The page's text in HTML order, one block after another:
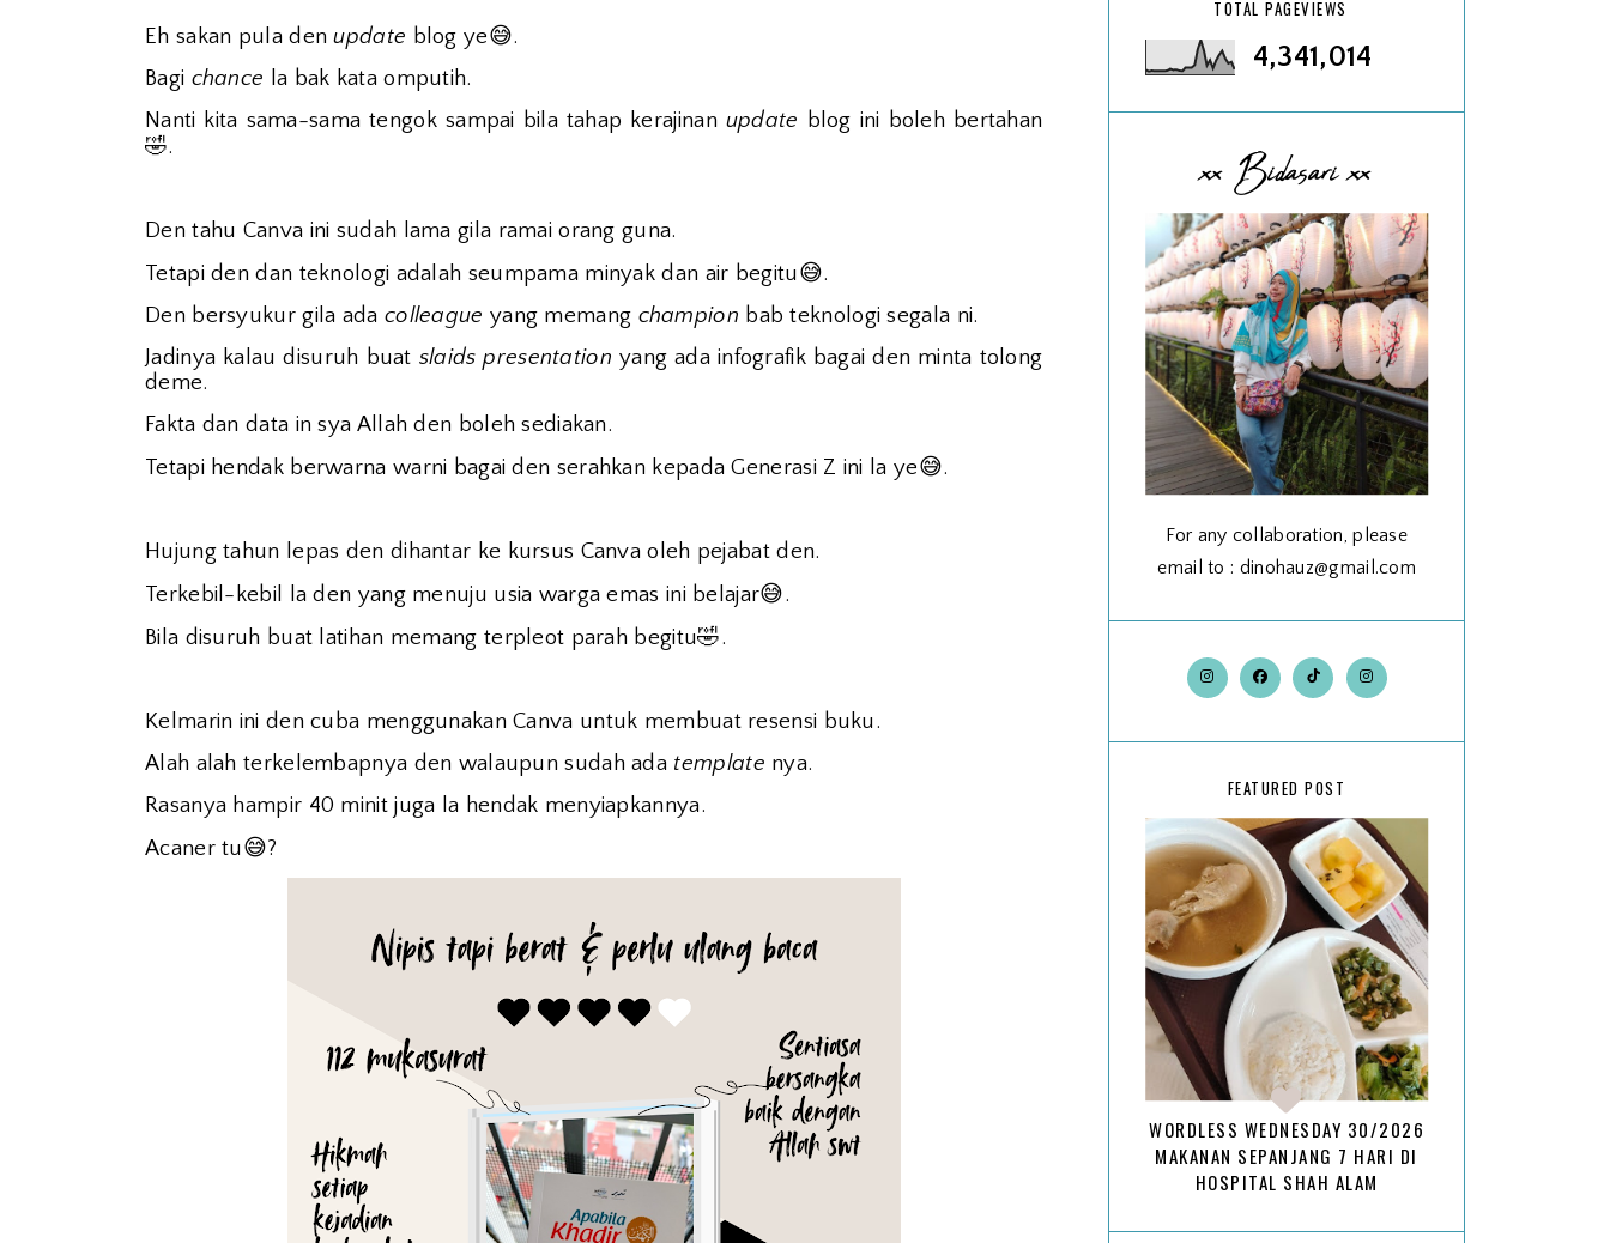
Eh sakan pula denupdate blog ye😅.
Bagi chance la bak kata omputih.
Nanti kita sama-sama tengok sampai bila tahap kerajinan update blog ini boleh bertahan
🤣.
Den tahu Canva ini sudah lama gila ramai orang guna.
Tetapi den dan teknologi adalah seumpama minyak dan air begitu😅.
Den bersyukur gila ada colleague yang memang champion bab teknologi segala ni.
Jadinya kalau disuruh buat slaids presentation yang ada infografik bagai den minta tolong
deme.
Fakta dan data in sya Allah den boleh sediakan.
Tetapi hendak berwarna warni bagai den serahkan kepada Generasi Z ini la ye😅.
Hujung tahun lepas den dihantar ke kursus Canva oleh pejabat den.
Terkebil-kebil la den yang menuju usia warga emas ini belajar😅.
Bila disuruh buat latihan memang terpleot parah begitu🤣.
Kelmarin ini den cuba menggunakan Canva untuk membuat resensi buku.
Alah alah terkelembapnya den walaupun sudah ada template nya.
Rasanya hampir 40 minit juga la hendak menyiapkannya.
Acaner tu😅?
TOTAL PAGEVIEWS
4,341,014
xx Bidasari xx
For any collaboration, please
email to : dinohauz@gmail.com
FEATURED POST
WORDLESS WEDNESDAY 30/2026
MAKANAN SEPANJANG 7 HARI DI
HOSPITAL SHAH ALAM